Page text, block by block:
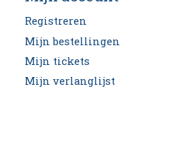
Registreren
Mijn bestellingen
Mijn tickets
Mijn verlanglijst